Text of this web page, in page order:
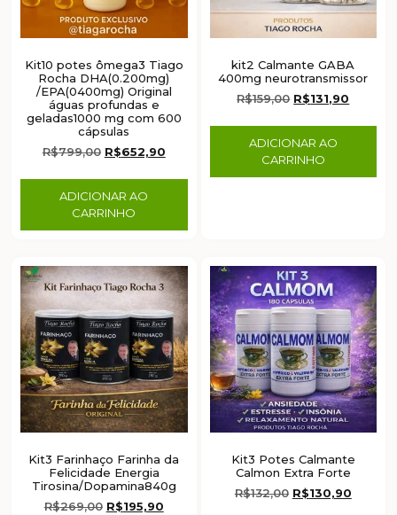
Kit10 potes ômega3 Tiago
Rocha DHA(0.200mg)
/EPA(0400mg) Original
águas profundas e
geladas1000 mg com 600
cápsulas
R$799,00 R$652,90
ADICIONAR AO
CARRINHO
kit2 Calmante GABA
400mg neurotransmissor
R$159,00 R$131,90
ADICIONAR AO
CARRINHO
Kit3 Farinhaço Farinha da
Felicidade Energia
Tirosina/Dopamina840g
R$269,00 R$195,90
Kit3 Potes Calmante
Calmon Extra Forte
R$132,00 R$130,90